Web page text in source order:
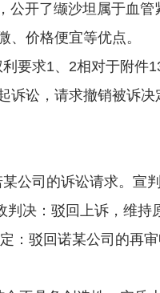
开了缬沙坦属于血
价格便宜等优点。
求1、2相对于附件
诉讼，请求撤销被诉
司的诉讼请求。宣
决：驳回上诉，维持
：驳回诺某公司的再审